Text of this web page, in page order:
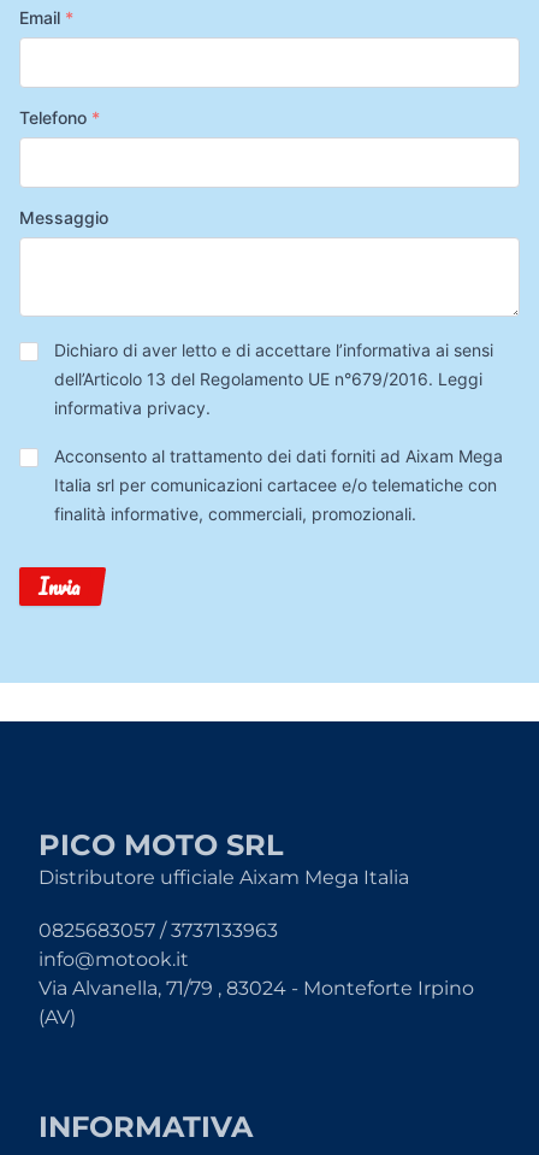
Email *
Telefono *
Messaggio
Privacy*
Dichiaro di aver letto e di accettare l’informativa ai sensi
dell’Articolo 13 del Regolamento UE n°679/2016. Leggi
informativa privacy.
Trattamento
Dati
Acconsento al trattamento dei dati forniti ad Aixam Mega
Italia srl per comunicazioni cartacee e/o telematiche con
finalità informative, commerciali, promozionali.
Invia
PICO MOTO SRL
Distributore ufficiale Aixam Mega Italia
0825683057 / 3737133963
info@motook.it
Via Alvanella, 71/79 , 83024 - Monteforte Irpino
(AV)
INFORMATIVA